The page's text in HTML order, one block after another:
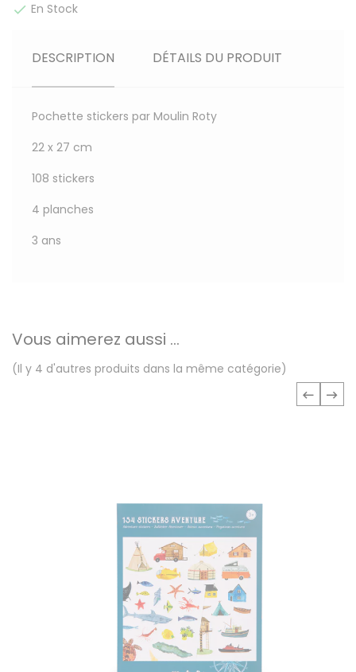
 En Stock
DESCRIPTION DÉTAILS DU PRODUIT
Pochette stickers par Moulin Roty
22 x 27 cm
108 stickers
4 planches
3 ans
Vous aimerez aussi ...
(Il y 4 d'autres produits dans la même catégorie)